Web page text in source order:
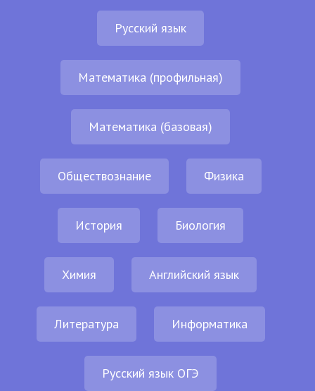
Русский язык
Математика (профильная)
Математика (базовая)
Обществознание Физика
История Биология
Химия Английский язык
Литература Информатика
Русский язык ОГЭ